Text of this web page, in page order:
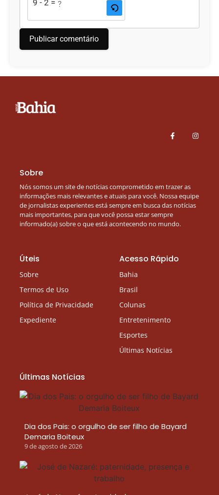
9 - 2 = ?
Sobre
Nós somos um site de notícias comprometido em trazer as
informações mais relevantes e atuais para você. Nossa equipe
de jornalistas experientes está sempre em busca das notícias
mais importantes, para que você possa estar sempre
informado(a) sobre o que está acontecendo no mundo.
Úteis
Sobre
Termos de Uso
Política de Privacidade
Expediente
Acesso Rápido
Bahia
Brasil
Colunas
Entretenimento
Esportes
Últimas Notícias
Últimas Notícias
Dia dos Pais: o orgulho de ser filho de Bayard
Demaria Boiteux
9 de agosto de 2026